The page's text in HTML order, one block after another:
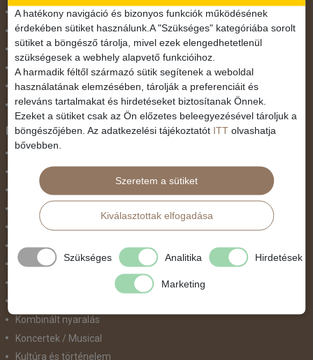
November 1.
Október 23.
Pünkösdi utazás
Szilveszter
Tavaszi szünet
Valentin nap
Programtípus
Belépőjegy
Egyéni út
Egzotikus út
Fesztiválok
Golfút
Gyalogtúra
Kombinált nyaralás
Koncertek / Musical
Kultúra és történelem
A hatékony navigáció és bizonyos funkciók működésének
érdekében sütiket használunk.A "Szükséges" kategóriába sorolt
sütiket a böngésző tárolja, mivel ezek elengedhetetlenül
szükségesek a webhely alapvető funkcióihoz.
A harmadik féltől származó sütik segítenek a weboldal
használatának elemzésében, tárolják a preferenciáit és
releváns tartalmakat és hirdetéseket biztosítanak Önnek.
Ezeket a sütiket csak az Ön előzetes beleegyezésével tároljuk a
böngészőjében. Az adatkezelési tájékoztatót ITT olvashatja
bővebben.
Szeretem a sütiket
Kiválasztottak elfogadása
Szükséges Analitika Hirdetések
Marketing